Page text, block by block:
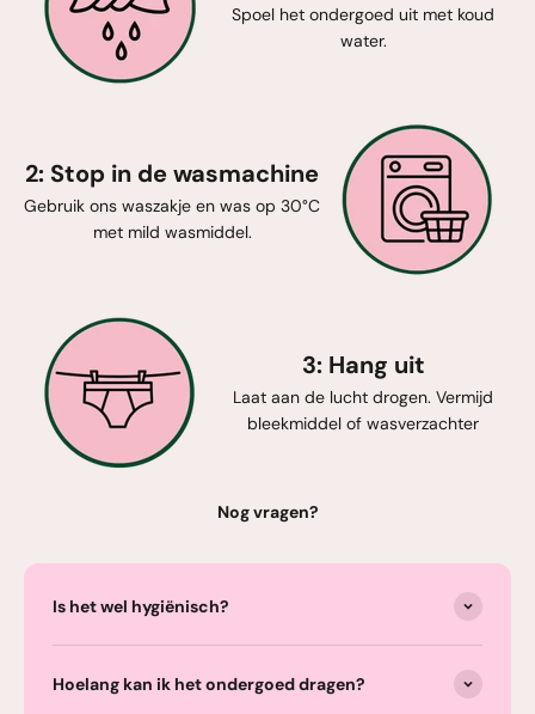
Spoel het ondergoed uit met koud
water.
2: Stop in de wasmachine
Gebruik ons waszakje en was op 30°C
met mild wasmiddel.
3: Hang uit
Laat aan de lucht drogen. Vermijd
bleekmiddel of wasverzachter
Nog vragen?
Is het wel hygiënisch?
Hoelang kan ik het ondergoed dragen?